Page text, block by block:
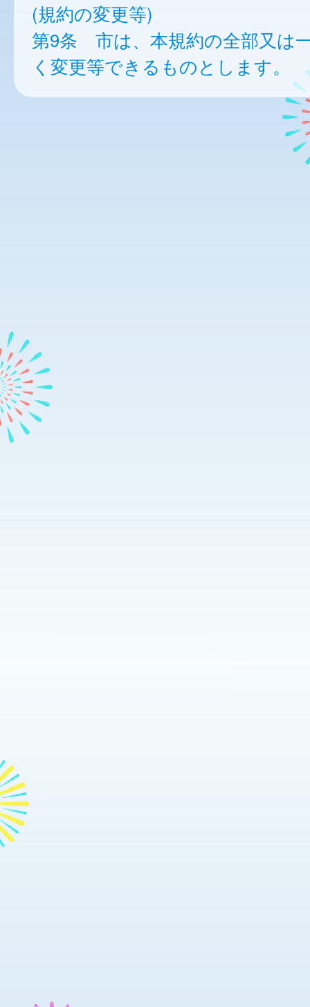
(規約の変更等)
第9条 市は、本規約の全部又は
く変更等できるものとします。